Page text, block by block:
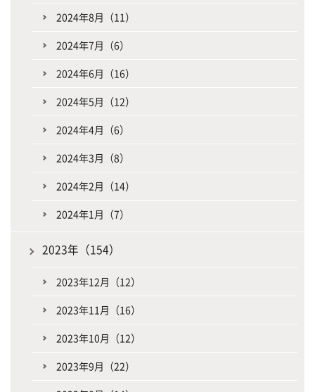
2024年8月（11）
2024年7月（6）
2024年6月（16）
2024年5月（12）
2024年4月（6）
2024年3月（8）
2024年2月（14）
2024年1月（7）
2023年（154）
2023年12月（12）
2023年11月（16）
2023年10月（12）
2023年9月（22）